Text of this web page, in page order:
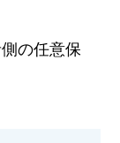
の任意保